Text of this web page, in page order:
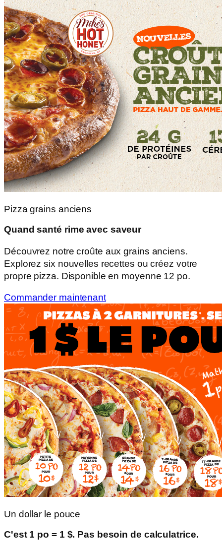
Pizza grains anciens
Quand santé rime avec saveur
Découvrez notre croûte aux grains anciens.
Explorez six nouvelles recettes ou créez votre
propre pizza. Disponible en moyenne 12 po.
Commander maintenant
Un dollar le pouce
C'est 1 po = 1 $. Pas besoin de calculatrice.